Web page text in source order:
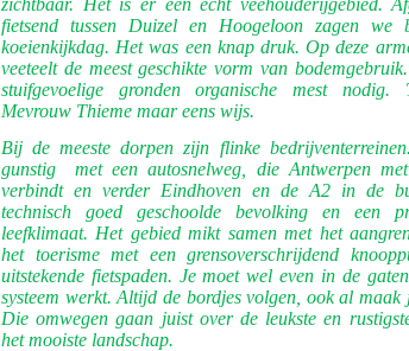
fietsend tussen Duizel en Hoogeloon zagen we
koeienkijkdag. Het was een knap druk. Op deze
veeteelt de meest geschikte vorm van
stuifgevoelige gronden organische mest
Mevrouw Thieme maar eens wijs.
Bij de meeste dorpen zijn flinke
gunstig
met een autosnelweg, die Antwerpen
verbindt en verder Eindhoven en de A2 in de
technisch goed geschoolde bevolking en een
leefklimaat. Het gebied mikt samen met het
het toerisme met een grensoverschrijdend
uitstekende fietspaden. Je moet wel even in de
systeem werkt. Altijd de bordjes volgen, ook al maak
Die omwegen gaan juist over de leukste en
het mooiste landschap.